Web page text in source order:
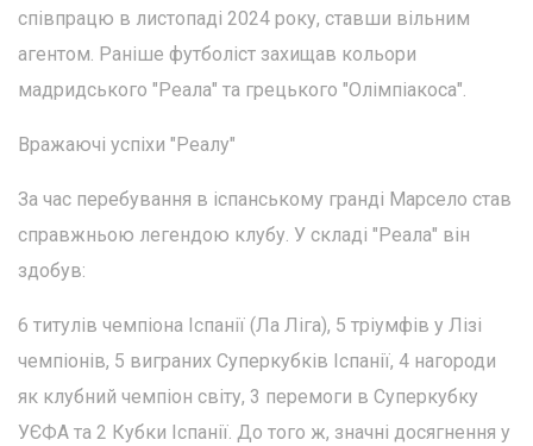
співпрацю в листопаді 2024 року, ставши вільним
агентом. Раніше футболіст захищав кольори
мадридського "Реала" та грецького "Олімпіакоса".
Вражаючі успіхи "Реалу"
За час перебування в іспанському гранді Марсело став
справжньою легендою клубу. У складі "Реала" він
здобув:
6 титулів чемпіона Іспанії (Ла Ліга), 5 тріумфів у Лізі
чемпіонів, 5 виграних Суперкубків Іспанії, 4 нагороди
як клубний чемпіон світу, 3 перемоги в Суперкубку
УЄФА та 2 Кубки Іспанії. До того ж, значні досягнення у